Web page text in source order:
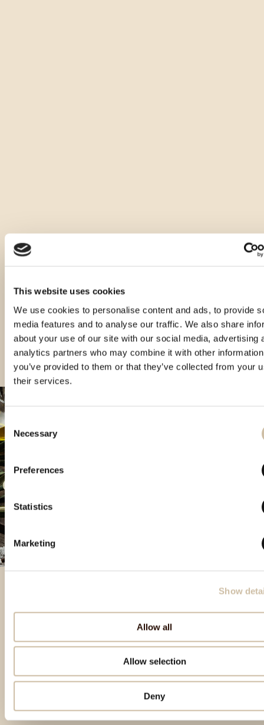
This website uses cookies
We use cookies to personalise content and ads, to provide
media features and to analyse our traffic. We also share
about your use of our site with our social media, advertising
analytics partners who may combine it with other
you’ve provided to them or that they’ve collected from your
their services.
Consent
Selection
Necessary
Preferences
Statistics
Marketing
Show
Allow all
Allow selection
Deny
Andere Arten dieses Produkts
Besondere Produkte